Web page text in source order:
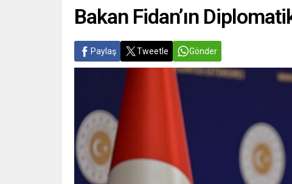
Bakan Fidan’ın
Paylaş Tweetle Gönder